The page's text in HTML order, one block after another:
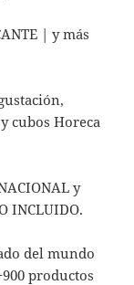
| y más
cubos Horeca
y
INCLUIDO.
del mundo
productos